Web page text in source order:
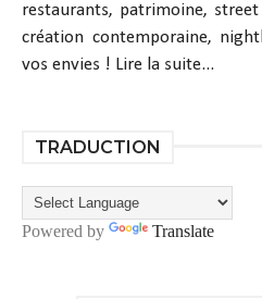
restaurants, patrimoine,
création contemporaine,
vos envies ! Lire la suite...
TRADUCTION
Powered by Translate